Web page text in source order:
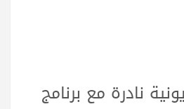
نادرة مع برنامج